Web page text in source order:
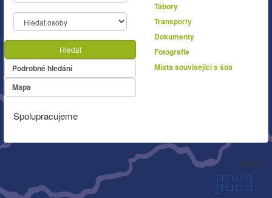
Hledat
Podrobné hledání
Mapa
Tábory
Transporty
Dokumenty
Fotografie
Místa související s šoa
Spolupracujeme
Autor